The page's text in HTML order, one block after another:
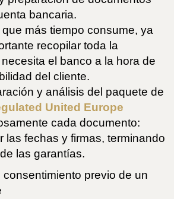
bancaria.
más tiempo consume, ya
recopilar toda la
el banco a la hora de
del cliente.
y análisis del paquete de
United Europe
cada documento:
las fechas y firmas, terminando
las garantías.
previo de un